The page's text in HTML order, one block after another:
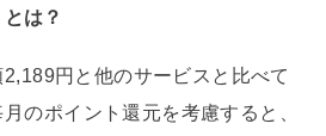
は？
2,189円と他のサービスと比べて
のポイント還元を考慮すると、